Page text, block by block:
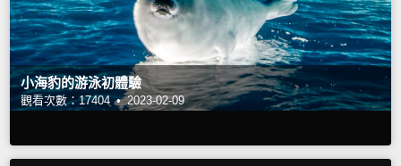
小海豹的游泳初體驗
觀看次數：17404 • 2023-02-09